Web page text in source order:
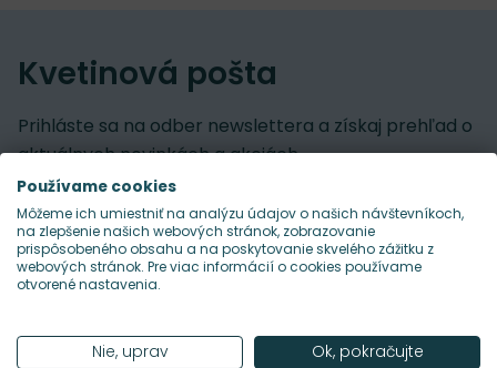
Kvetinová pošta
Prihláste sa na odber newslettera a získaj prehľad o
aktuálnych novinkách a akciách.
Prihlásiť sa na odber
uvedenú adresu.*
Používame cookies
Môžeme ich umiestniť na analýzu údajov o našich návštevníkoch,
na zlepšenie našich webových stránok, zobrazovanie
prispôsobeného obsahu a na poskytovanie skvelého zážitku z
webových stránok. Pre viac informácií o cookies používame
otvorené nastavenia.
Nie, uprav Ok, pokračujte